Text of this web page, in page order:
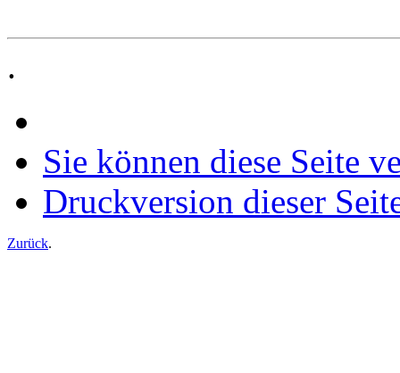
.
Sie können diese Seite
Druckversion dieser
Zurück.